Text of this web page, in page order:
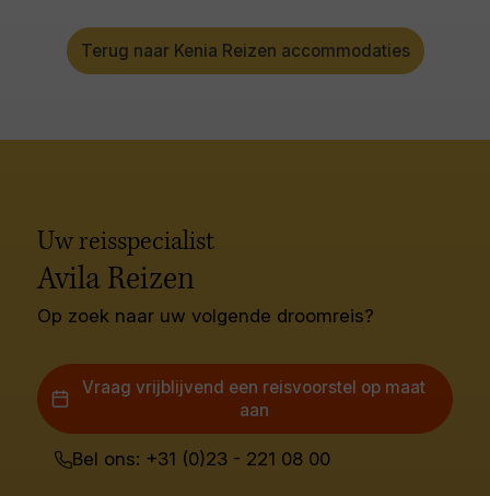
Terug naar Kenia Reizen accommodaties
Uw reisspecialist
Avila Reizen
Op zoek naar uw volgende droomreis?
Vraag vrijblijvend een reisvoorstel op maat
aan
Bel ons: +31 (0)23 - 221 08 00